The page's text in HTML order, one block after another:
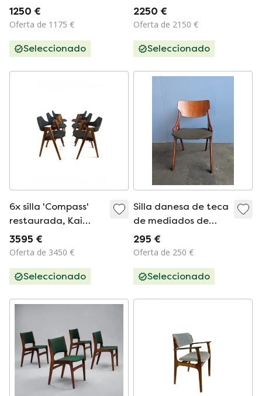
restauradas de los
años 60
1250 €
Oferta de 1175 €
Seleccionado
Hornslet '70
2250 €
Oferta de 2150 €
Seleccionado
6x silla 'Compass'
restaurada, Kai
Kristiansen '60
3595 €
Oferta de 3450 €
Seleccionado
Silla danesa de teca
de mediados de
siglo - Arne
Hovmand Olsen
295 €
Oferta de 250 €
Seleccionado